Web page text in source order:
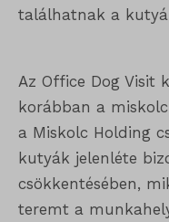
találhatnak a
Az Office Dog Visit
korábban a
a Miskolc Holding
kutyák jelenléte
csökkentésében,
teremt a